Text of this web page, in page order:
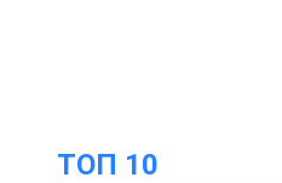
Спорт
ТОП 10